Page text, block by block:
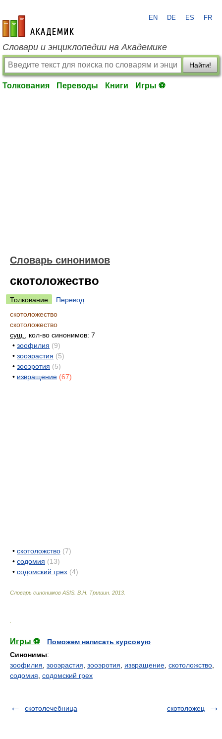
academic.ru
EN DE ES FR
Словари и энциклопедии на Академике
Найти!
Толкования Переводы Книги Игры ⚽
Словарь синонимов
скотоложество
Толкование
Перевод
скотоложество
скотоложество
сущ.
, кол-во синонимов: 7
• зоофилия (9)
• зооэрастия (5)
• зооэротия (5)
• извращение (67)
• скотоложство (7)
• содомия (13)
• содомский грех (4)
Словарь синонимов ASIS. В.Н. Тришин 2013
Игры ⚽
Поможем написать курсовую
Синонимы:
зоофилия зооэрастия зооэротия извращение скотоложство
содомия содомский грех
скотолечебница скотоложец